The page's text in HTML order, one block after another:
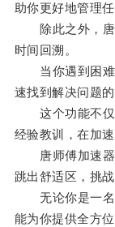
助你更好地管理
除此之外，唐
时间回溯。
当你遇到困难
速找到解决问题
这个功能不仅
经验教训，在加
唐师傅加速器
跳出舒适区，挑
无论你是一名
能为你提供全方位